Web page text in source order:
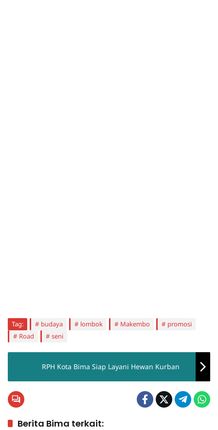
Tag: budaya lombok Makembo
promosi
Road
seni
RPH Kota Bima Siap Layani Hewan Kurban
Berita Bima terkait: